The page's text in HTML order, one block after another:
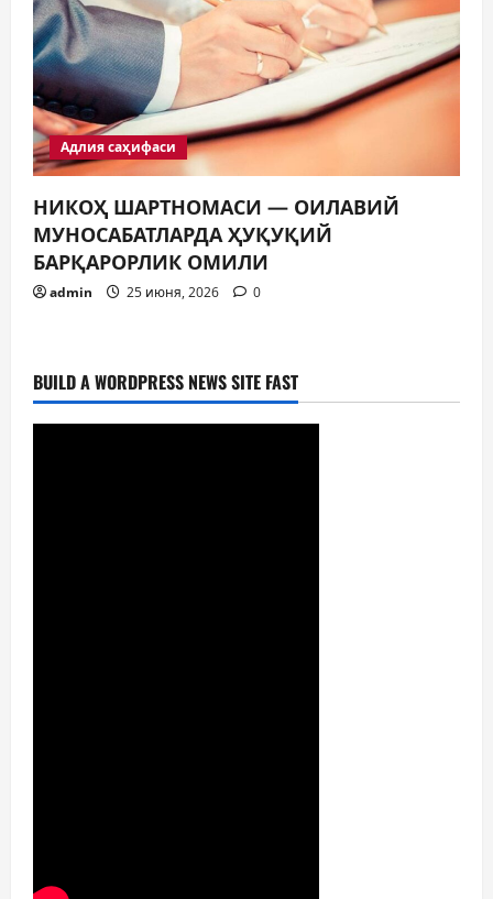
Адлия саҳифаси
НИКОҲ ШАРТНОМАСИ — ОИЛАВИЙ
МУНОСАБАТЛАРДА ҲУҚУҚИЙ
БАРҚАРОРЛИК ОМИЛИ
admin 25 июня, 2026 0
BUILD A WORDPRESS NEWS SITE FAST